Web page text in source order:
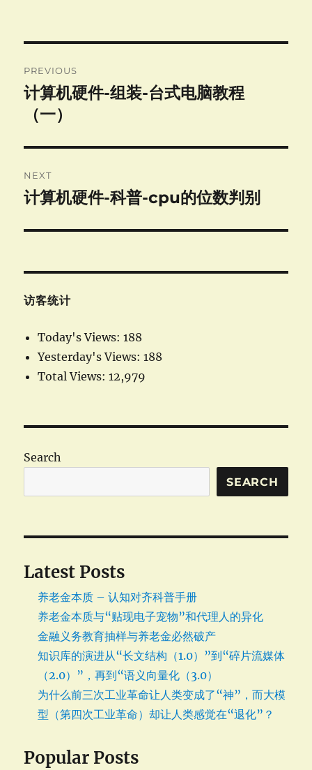
navigation
PREVIOUS
Previous
post:
计算机硬件-组装-台式电脑教程
（一）
NEXT
Next
计算机硬件-科普-cpu的位数判别
访客统计
Today's Views:188
Yesterday's Views:188
Total Views:12,979
Search
SEARCH
Latest Posts
养老金本质 – 认知对齐科普手册
养老金本质与“贴现电子宠物”和代理人的异化
金融义务教育抽样与养老金必然破产
知识库的演进从“长文结构（1.0）”到“碎片流媒体
（2.0）”，再到“语义向量化（3.0）
为什么前三次工业革命让人类变成了“神”，而大模
型（第四次工业革命）却让人类感觉在“退化”？
Popular Posts